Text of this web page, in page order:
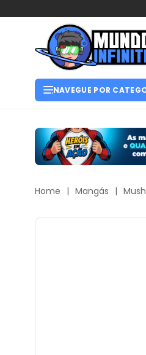
NAVEGUE POR
Home | Mangás |